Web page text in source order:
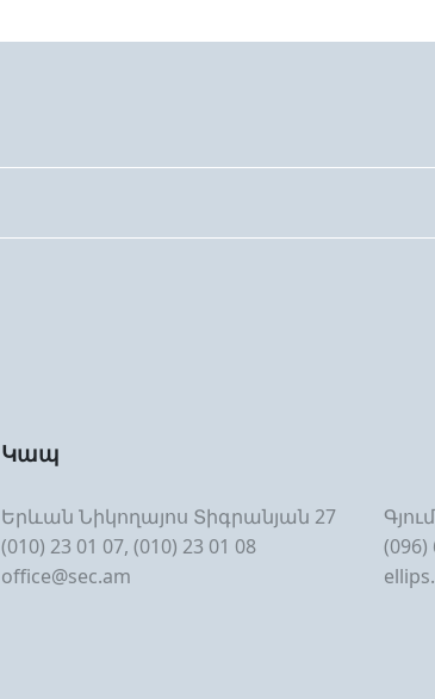
Կապ
Երևան Նիկողայոս Տիգրանյան 27
(010) 23 01 07, (010) 23 01 08
office@sec.am
(096)